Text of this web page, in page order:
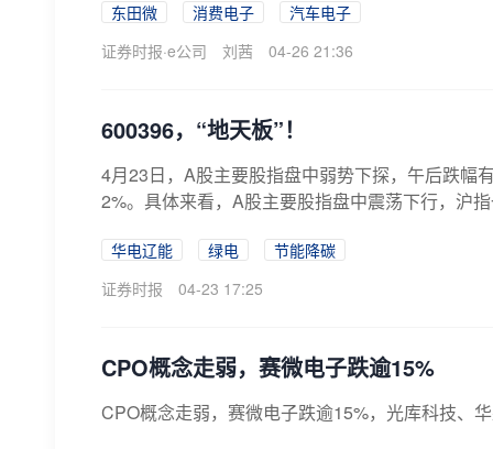
东田微 消费电子
汽车电子
证券时报·e公司
刘茜 04-26 21:36
600396，“地天板”！
4月23日，A股主要股指盘中弱势下探，午后跌幅
2%。具体来看，A股主要股指盘中震荡下行，沪
华电辽能 绿电
节能降碳
证券时报
04-23 17:25
CPO概念走弱，赛微电子跌逾15%
CPO概念走弱，赛微电子跌逾15%，光库科技、